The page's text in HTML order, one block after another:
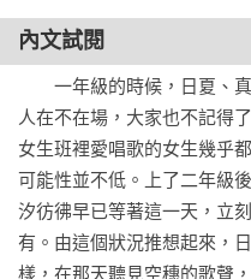
——山田詠美（直木獎作家）
◇讀者熱烈回響◇
◎真汐、日夏和空穗當然都
庭不完整，比不上自己選擇
非不會動搖。在羅曼史變形
看、共享著。
內文試閱
一年級的時候，日夏、真
人在不在場，大家也不記得
女生班裡愛唱歌的女生幾乎
可能性並不低。上了二年級
汐彷彿早已等著這一天，立
有。由這個狀況推想起來，
樣，在那天聽見空穗的歌聲